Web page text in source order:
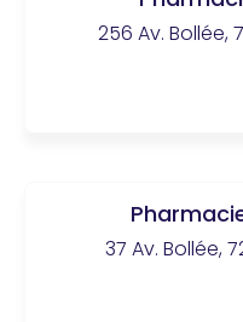
256 Av. Bollée,
37 Av. Bollée,